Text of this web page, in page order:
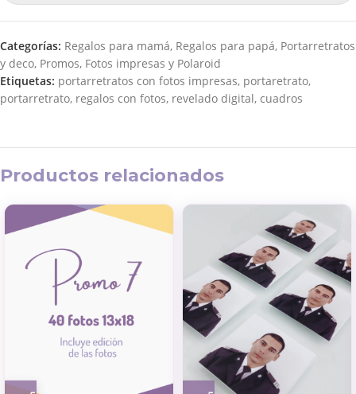
Categorías: Regalos para mamá, Regalos para papá, Portarretratos
y deco, Promos, Fotos impresas y Polaroid
Etiquetas: portarretratos con fotos impresas, portaretrato,
portarretrato, regalos con fotos, revelado digital, cuadros
Productos relacionados